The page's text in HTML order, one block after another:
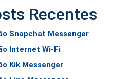
Recentes
Snapchat Messenger
Internet Wi-Fi
Kik Messenger